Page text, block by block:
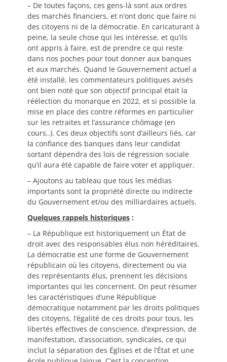
– De toutes façons, ces gens-là sont aux ordres
des marchés financiers, et n’ont donc que faire ni
des citoyens ni de la démocratie. En caricaturant à
peine, la seule chose qui les intéresse, et qu’ils
ont appris à faire, est de prendre ce qui reste
dans nos poches pour tout donner aux banques
et aux marchés. Quand le Gouvernement actuel a
été installé, les commentateurs politiques avisés
ont bien noté que son objectif principal était la
réélection du monarque en 2022, et si possible la
mise en place des contre réformes en particulier
sur les retraites et l’assurance chômage (en
cours..). Ces deux objectifs sont d’ailleurs liés, car
la confiance des banques dans leur candidat
sortant dépendra des lois de régression sociale
qu’il aura été capable de faire voter et appliquer.
– Ajoutons au tableau que tous les médias
importants sont la propriété directe ou indirecte
du Gouvernement et/ou des milliardaires actuels.
Quelques rappels historiques :
– La République est historiquement un État de
droit avec des responsables élus non héréditaires.
La démocratie est une forme de Gouvernement
républicain où les citoyens, directement ou via
des représentants élus, prennent les décisions
importantes qui les concernent. On peut résumer
les caractéristiques d’une République
démocratique notamment par les droits politiques
des citoyens, l’égalité de ces droits pour tous, les
libertés effectives de conscience, d’expression, de
manifestation, d’association, syndicales, ce qui
inclut la séparation des Églises et de l’État et une